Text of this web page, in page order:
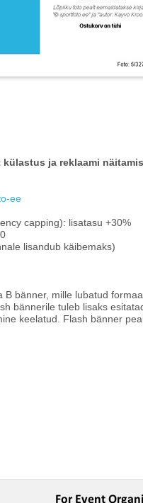
ja reklaami
ee
capping): lisatasu +30%
lisandub käibemaks)
bänner, mille lubatud
bännerile tuleb lisaks
keelatud. Flash bänner
For Event